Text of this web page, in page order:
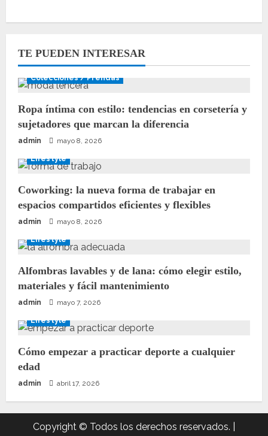
TE PUEDEN INTERESAR
Colecciones / Prendas
Ropa íntima con estilo: tendencias en corsetería y
sujetadores que marcan la diferencia
admin mayo 8, 2026
Lifestyle
Coworking: la nueva forma de trabajar en
espacios compartidos eficientes y flexibles
admin mayo 8, 2026
Lifestyle
Alfombras lavables y de lana: cómo elegir estilo,
materiales y fácil mantenimiento
admin mayo 7, 2026
Lifestyle
Cómo empezar a practicar deporte a cualquier
edad
admin abril 17, 2026
Copyright © Todos los derechos reservados.